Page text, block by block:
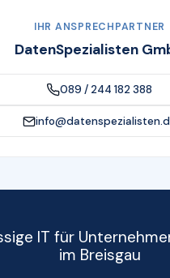
IHR ANSPRECHPARTNER
DatenSpezialisten
089 / 244 182 388
IT für
im Breisgau